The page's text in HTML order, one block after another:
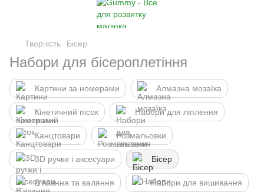
Творчість Бісер
Набори для бісероплетіння
Картини за номерами Алмазна мозаїка
Кінетичний пісок Набори для ліплення
Канцтовари Розмальовки
3D ручки і аксесуари Бісер
В'язання та валяння Набори для вишивання